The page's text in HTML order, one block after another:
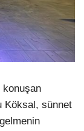
konuşan
Köksal, sünnet